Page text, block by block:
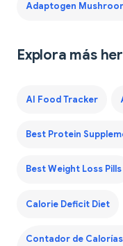
Adaptogen
Explora más
AI Food Tracker
Best Protein
Best Weight Loss Pills
Calorie Deficit Diet
Contador de